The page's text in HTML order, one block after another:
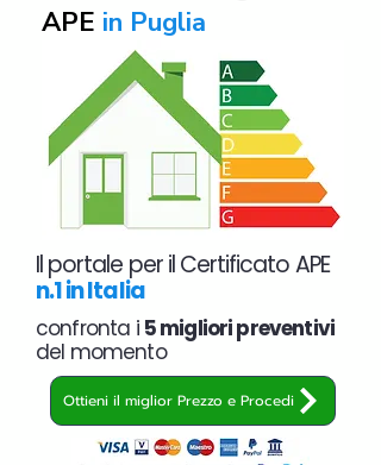
APE in Puglia
Il portale per il Certificato APE
n.1 in Italia
confronta i 5 migliori preventivi
del momento
Ottieni il miglior Prezzo e Procedi